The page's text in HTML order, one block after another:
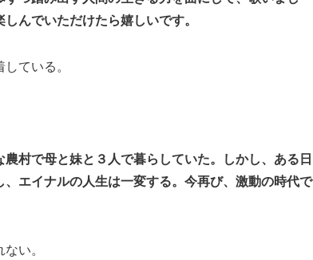
んでいただけたら嬉しいです。
ている。
村で母と妹と３人で暮らしていた。しかし、ある日
エイナルの人生は一変する。今再び、激動の時代で
い。